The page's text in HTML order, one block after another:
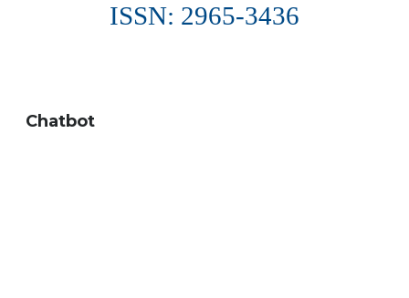
ISSN: 2965-3436
Chatbot